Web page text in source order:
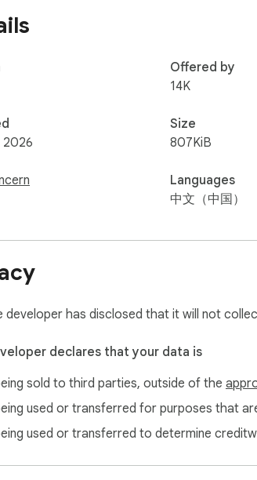
能，拒绝白屏闪烁 ⚡
在数据到达浏览器的一瞬间，直接在 API 层
：广告内容根本不会被渲染到页面上，彻底
看体验升级 🎞️
净化，我们还贴心地优化了视频详情页：
容：当你打开视频时，只有视频本身和评论区
新：规则库会自动同步，无需你手动操作即可
定义，丰俭由人 🎨
步：你的自定义规则会通过 Chrome 账号自动
源，值得信赖 🛡️
明：本项目完全开源，代码透明可见，没有
先：所有处理逻辑均在你的本地浏览器完成
bilibili Ads Remover，找回那个最纯粹的 B
2026
Offered by
14K
Size
807KiB
Languages
中文（中国）
developer has disclosed that it will not
declares that your data is
sold to third parties, outside of the
used or transferred for purposes that
used or transferred to determine